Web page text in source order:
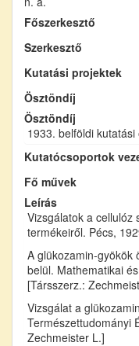
Főszerkesztő
Szerkesztő
Kutatási projektek
Ösztöndíj
Ösztöndíj
1933. belföldi
Kutatócsoportok
Fő művek
Leírás
Vizsgálatok a cellulóz
termékeiről. Pécs,
A glükozamin-gyökök
belül. Mathematikai
[Társszerz.:
Vizsgálat a
Természettudományi
Zechmeister L.]